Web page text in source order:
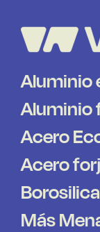
Aluminio
Aluminio
Acero
Acero
Más